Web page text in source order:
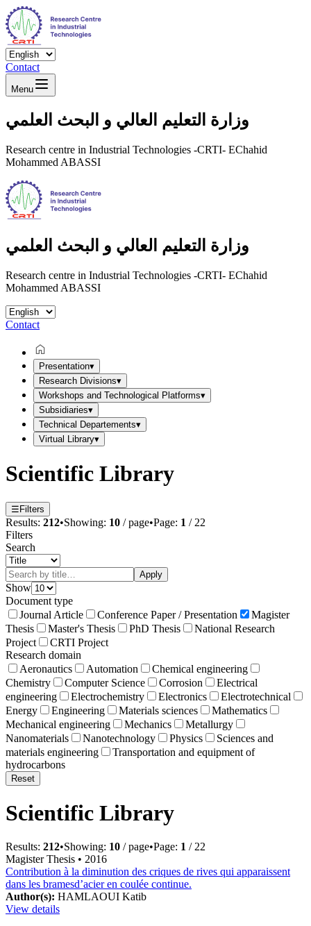
Contact
Menu
وزارة التعليم العالي و البحث العلمي
Research centre in Industrial Technologies -CRTI- EChahid
Mohammed ABASSI
وزارة التعليم العالي و البحث العلمي
Research centre in Industrial Technologies -CRTI- EChahid
Mohammed ABASSI
Contact
Presentation▾
Research Divisions▾
Workshops and Technological Platforms▾
Subsidiaries▾
Technical Departements▾
Virtual Library▾
Scientific Library
☰Filters
Results: 212•Showing: 10 / page•Page: 1 / 22
Filters
Search
Apply
Show
Document type
Journal Article
Conference Paper / Presentation
Magister
Thesis
Master's Thesis PhD Thesis
National Research
Project
CRTI Project
Research domain
Aeronautics
Automation
Chemical engineering
Chemistry
Computer Science Corrosion
Electrical
engineering
Electrochemistry Electronics
Electrotechnical
Energy
Engineering Materials sciences
Mathematics
Mechanical engineering
Mechanics
Metallurgy
Nanomaterials
Nanotechnology Physics
Sciences and
materials engineering
Transportation and equipment of
hydrocarbons
Reset
Scientific Library
Results: 212•Showing: 10 / page•Page: 1 / 22
Magister Thesis • 2016
Contribution à la diminution des criques de rives qui apparaissent
dans les bramesd’acier en coulée continue.
Author(s): HAMLAOUI Katib
View details